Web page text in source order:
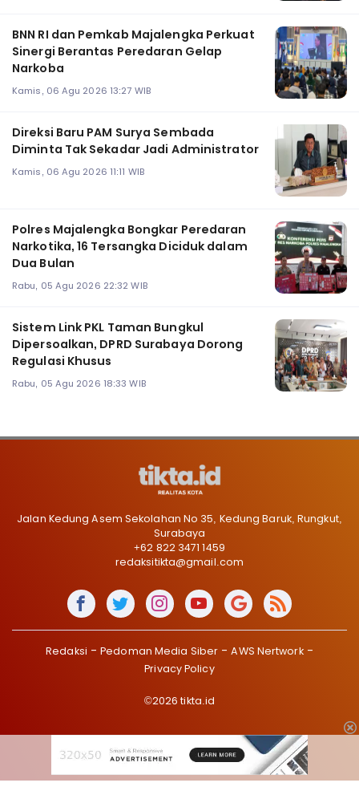
BNN RI dan Pemkab Majalengka Perkuat
Sinergi Berantas Peredaran Gelap
Narkoba
Kamis, 06 Agu 2026 13:27 WIB
Direksi Baru PAM Surya Sembada
Diminta Tak Sekadar Jadi Administrator
Kamis, 06 Agu 2026 11:11 WIB
Polres Majalengka Bongkar Peredaran
Narkotika, 16 Tersangka Diciduk dalam
Dua Bulan
Rabu, 05 Agu 2026 22:32 WIB
‎Sistem Link PKL Taman Bungkul
Dipersoalkan, DPRD Surabaya Dorong
Regulasi Khusus
Rabu, 05 Agu 2026 18:33 WIB
Jalan Kedung Asem Sekolahan No 35, Kedung Baruk, Rungkut,
Surabaya
+62 822 3471 1459
redaksitikta@gmail.com
Redaksi Pedoman Media Siber
AWS Nertwork
Privacy Policy
©2026 tikta.id